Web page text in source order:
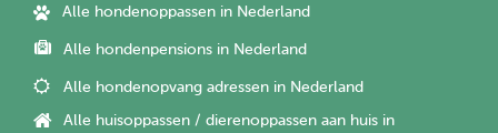
Alle hondenoppassen in Nederland
Alle hondenpensions in Nederland
Alle hondenopvang adressen in Nederland
Alle huisoppassen / dierenoppassen aan huis in